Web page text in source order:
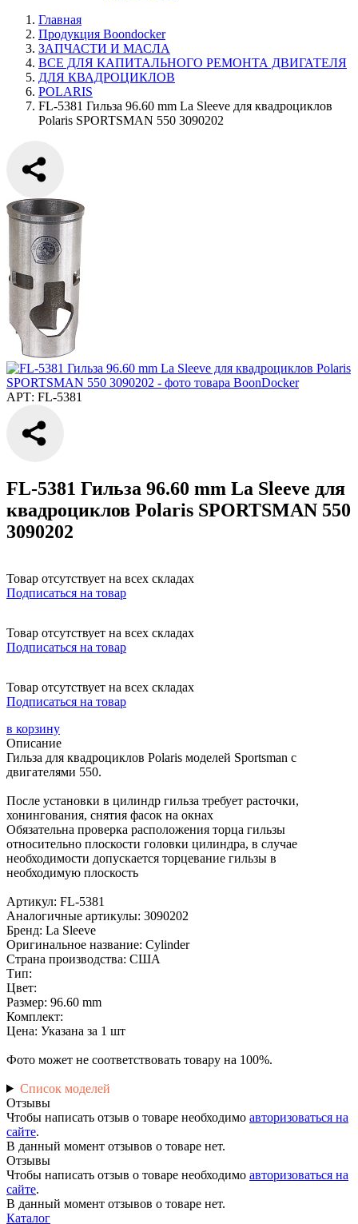
Главная
Продукция Boondocker
ЗАПЧАСТИ И МАСЛА
ВСЕ ДЛЯ КАПИТАЛЬНОГО РЕМОНТА ДВИГАТЕЛЯ
ДЛЯ КВАДРОЦИКЛОВ
POLARIS
FL-5381 Гильза 96.60 mm La Sleeve для квадроциклов
Polaris SPORTSMAN 550 3090202
АРТ: FL-5381
FL-5381 Гильза 96.60 mm La Sleeve для
квадроциклов Polaris SPORTSMAN 550
3090202
Товар отсутствует на всех складах
Подписаться на товар
Товар отсутствует на всех складах
Подписаться на товар
Товар отсутствует на всех складах
Подписаться на товар
в корзину
Описание
Гильза для квадроциклов Polaris моделей Sportsman с
двигателями 550.
После установки в цилиндр гильза требует расточки,
хонингования, снятия фасок на окнах
Обязательна проверка расположения торца гильзы
относительно плоскости головки цилиндра, в случае
необходимости допускается торцевание гильзы в
необходимую плоскость
Артикул: FL-5381
Аналогичные артикулы: 3090202
Бренд: La Sleeve
Оригинальное название: Cylinder
Страна производства: США
Тип:
Цвет:
Размер: 96.60 mm
Комплект:
Цена: Указана за 1 шт
Фото может не соответствовать товару на 100%.
Список моделей
Отзывы
Чтобы написать отзыв о товаре необходимо авторизоваться на
сайте.
В данный момент отзывов о товаре нет.
Отзывы
Чтобы написать отзыв о товаре необходимо авторизоваться на
сайте.
В данный момент отзывов о товаре нет.
Каталог